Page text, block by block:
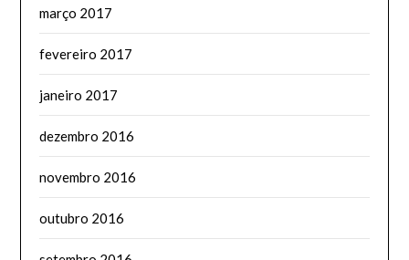
março 2017
fevereiro 2017
janeiro 2017
dezembro 2016
novembro 2016
outubro 2016